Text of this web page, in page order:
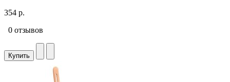
354 р.
0 отзывов
Купить